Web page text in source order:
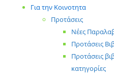
Για την Κοινοτητα
Προτάσεις
Νέες
Προτάσεις
Προτάσεις
κατηγορίες